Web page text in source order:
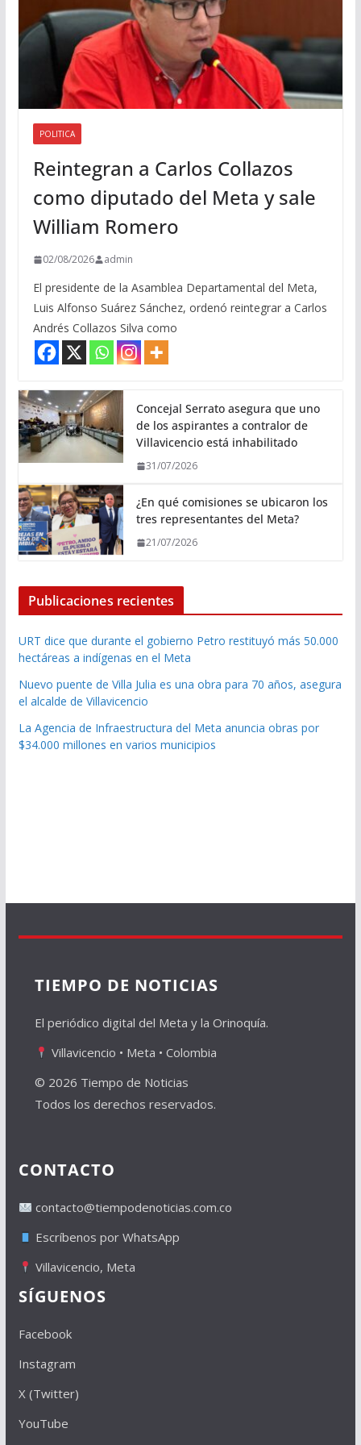
POLITICA
Reintegran a Carlos Collazos
como diputado del Meta y sale
William Romero
02/08/2026 admin
El presidente de la Asamblea Departamental del Meta,
Luis Alfonso Suárez Sánchez, ordenó reintegrar a Carlos
Andrés Collazos Silva como
Concejal Serrato asegura que uno
de los aspirantes a contralor de
Villavicencio está inhabilitado
31/07/2026
¿En qué comisiones se ubicaron los
tres representantes del Meta?
21/07/2026
Publicaciones recientes
URT dice que durante el gobierno Petro restituyó más 50.000
hectáreas a indígenas en el Meta
Nuevo puente de Villa Julia es una obra para 70 años, asegura
el alcalde de Villavicencio
La Agencia de Infraestructura del Meta anuncia obras por
$34.000 millones en varios municipios
TIEMPO DE NOTICIAS
El periódico digital del Meta y la Orinoquía.
Villavicencio • Meta • Colombia
© 2026 Tiempo de Noticias
Todos los derechos reservados.
CONTACTO
contacto@tiempodenoticias.com.co
Escríbenos por WhatsApp
Villavicencio, Meta
SÍGUENOS
Facebook
Instagram
X (Twitter)
YouTube